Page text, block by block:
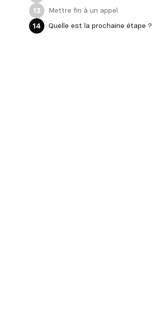
13
Mettre fin à un appel
14
Quelle est la prochaine étape ?